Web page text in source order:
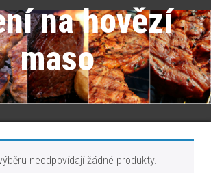
na hovězí
maso
neodpovídají žádné produkty.